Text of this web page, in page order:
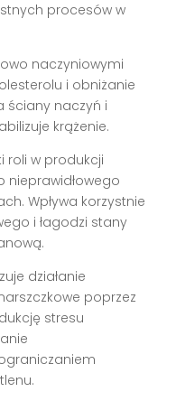
procesów w
naczyniowymi
i obniżanie
ściany naczyń i
krążenie.
roli w produkcji
nieprawidłowego
Wpływa korzystnie
i łagodzi stany
działanie
poprzez
stresu